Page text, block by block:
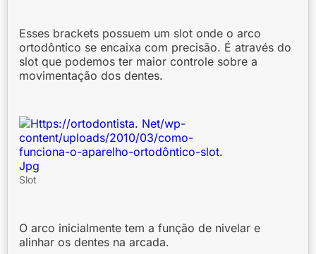
Esses brackets possuem um slot onde o arco
ortodôntico se encaixa com precisão. É através do
slot que podemos ter maior controle sobre a
movimentação dos dentes.
Slot
O arco inicialmente tem a função de nivelar e
alinhar os dentes na arcada.